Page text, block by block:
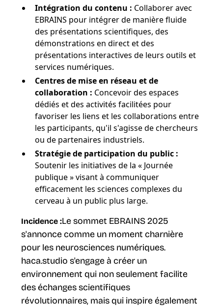
Intégration du contenu : Collaborer avec
EBRAINS pour intégrer de manière fluide
des présentations scientifiques, des
démonstrations en direct et des
présentations interactives de leurs outils et
services numériques.
Centres de mise en réseau et de
collaboration : Concevoir des espaces
dédiés et des activités facilitées pour
favoriser les liens et les collaborations entre
les participants, qu'il s'agisse de chercheurs
ou de partenaires industriels.
Stratégie de participation du public :
Soutenir les initiatives de la « Journée
publique » visant à communiquer
efficacement les sciences complexes du
cerveau à un public plus large.
Incidence :Le sommet EBRAINS 2025
s'annonce comme un moment charnière
pour les neurosciences numériques.
haca.studio s'engage à créer un
environnement qui non seulement facilite
des échanges scientifiques
révolutionnaires, mais qui inspire également